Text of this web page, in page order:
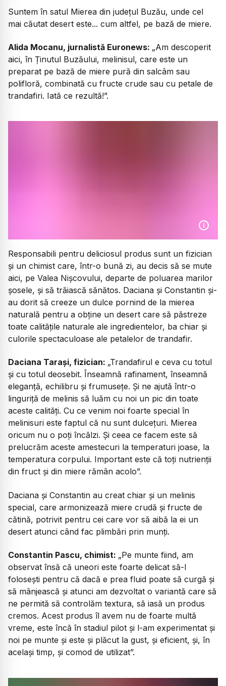
Suntem în satul Mierea din județul Buzău, unde cel
mai căutat desert este... cum altfel, pe bază de miere.
Alida Mocanu, jurnalistă Euronews: „Am descoperit
aici, în Ținutul Buzăului, melinisul, care este un
preparat pe bază de miere pură din salcâm sau
polifloră, combinată cu fructe crude sau cu petale de
trandafiri. Iată ce rezultă!”.
Responsabili pentru deliciosul produs sunt un fizician
și un chimist care, într-o bună zi, au decis să se mute
aici, pe Valea Nișcovului, departe de poluarea marilor
șosele, și să trăiască sănătos. Daciana și Constantin și-
au dorit să creeze un dulce pornind de la mierea
naturală pentru a obține un desert care să păstreze
toate calitățile naturale ale ingredientelor, ba chiar și
culorile spectaculoase ale petalelor de trandafir.
Daciana Tarași, fizician: „Trandafirul e ceva cu totul
și cu totul deosebit. Înseamnă rafinament, înseamnă
eleganță, echilibru și frumusețe. Și ne ajută într-o
linguriță de melinis să luăm cu noi un pic din toate
aceste calități. Cu ce venim noi foarte special în
melinisuri este faptul că nu sunt dulcețuri. Mierea
oricum nu o poți încălzi. Și ceea ce facem este să
prelucrăm aceste amestecuri la temperaturi joase, la
temperatura corpului. Important este că toți nutrienții
din fruct și din miere rămân acolo”.
Daciana și Constantin au creat chiar și un melinis
special, care armonizează miere crudă și fructe de
cătină, potrivit pentru cei care vor să aibă la ei un
desert atunci când fac plimbări prin munți.
Constantin Pascu, chimist: „Pe munte fiind, am
observat însă că uneori este foarte delicat să-l
folosești pentru că dacă e prea fluid poate să curgă și
să mânjească și atunci am dezvoltat o variantă care să
ne permită să controlăm textura, să iasă un produs
cremos. Acest produs îl avem nu de foarte multă
vreme, este încă în stadiul pilot și l-am experimentat și
noi pe munte și este și plăcut la gust, și eficient, și, în
același timp, și comod de utilizat”.